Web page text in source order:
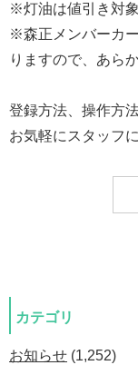
※灯油は値引き対象
※森正メンバーカ
りますので、あら
登録方法、操作方
お気軽にスタッフ
カテゴリ
お知らせ (1,252)